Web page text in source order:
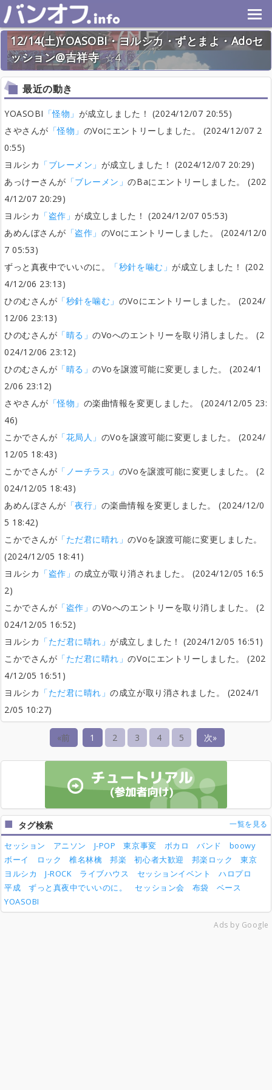
12/14(土)YOASOBI・ヨルシカ・ずとまよ・Adoセ
ッション@吉祥寺
4
2024年12月14日(土) 終了
32名
最近の動き
YOASOBI 「怪物」 が成立しました！ (2024/12/07 20:55)
さやさんが 「怪物」 のVoにエントリーしました。 (2024/12/07 2
0:55)
ヨルシカ 「ブレーメン」 が成立しました！ (2024/12/07 20:29)
あっけーさんが 「ブレーメン」のBaにエントリーしました。 (202
4/12/07 20:29)
ヨルシカ 「盗作」が成立しました！ (2024/12/07 05:53)
あめんぼさんが 「盗作」 のVoにエントリーしました。 (2024/12/0
7 05:53)
ずっと真夜中でいいのに。
「秒針を噛む」が成立しました！ (202
4/12/06 23:13)
ひのむさんが 「秒針を噛む」 のVoにエントリーしました。 (2024/
12/06 23:13)
ひのむさんが 「晴る」のVoへのエントリーを取り消しました。 (2
024/12/06 23:12)
ひのむさんが 「晴る」のVoを譲渡可能に変更しました。 (2024/1
2/06 23:12)
さやさんが 「怪物」 の楽曲情報を変更しました。 (2024/12/05 23:
46)
こかでさんが 「花局人」 のVoを譲渡可能に変更しました。 (2024/
12/05 18:43)
こかでさんが 「ノーチラス」 のVoを譲渡可能に変更しました。 (2
024/12/05 18:43)
あめんぼさんが 「夜行」 の楽曲情報を変更しました。 (2024/12/0
5 18:42)
こかでさんが 「ただ君に晴れ」のVoを譲渡可能に変更しました。
(2024/12/05 18:41)
ヨルシカ 「盗作」の成立が取り消されました。 (2024/12/05 16:5
2)
こかでさんが 「盗作」のVoへのエントリーを取り消しました。 (2
024/12/05 16:52)
ヨルシカ 「ただ君に晴れ」が成立しました！ (2024/12/05 16:51)
こかでさんが 「ただ君に晴れ」のVoにエントリーしました。 (202
4/12/05 16:51)
ヨルシカ 「ただ君に晴れ」の成立が取り消されました。 (2024/1
2/05 10:27)
«前 1 2 3 4 5 次»
タグ検索 一覧を見る
セッション アニソン J-POP 東京事変 ボカロ バンド
boowy
ボーイ
ロック 椎名林檎 邦楽 初心者大歓迎 邦楽ロック
東京
ヨルシカ
J-ROCK ライブハウス セッションイベント
ハロプロ
平成
ずっと真夜中でいいのに。 セッション会 布袋
ベース
YOASOBI
Ads by Google